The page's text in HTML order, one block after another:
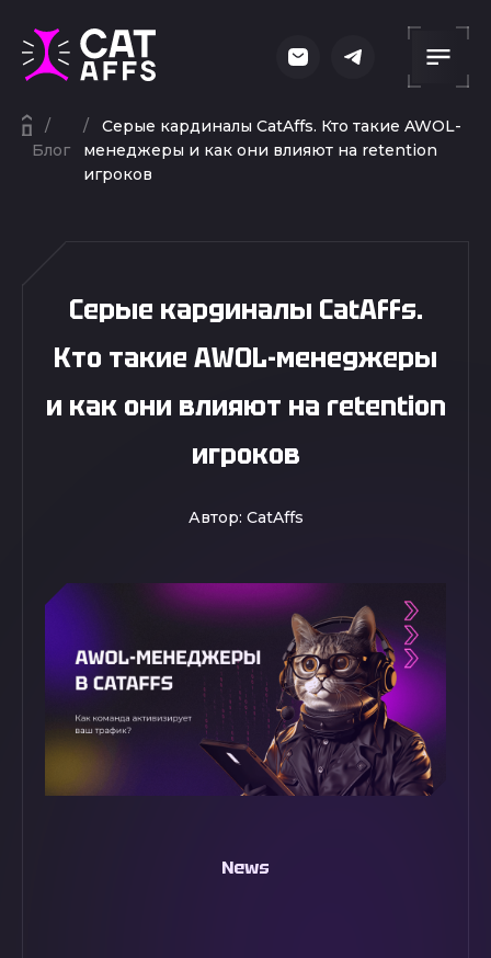
Блог
Серые кардиналы CatAffs. Кто такие AWOL-
менеджеры и как они влияют на retention
игроков
Серые кардиналы CatAffs.
Кто такие AWOL-менеджеры
и как они влияют на retention
игроков
Автор: CatAffs
News